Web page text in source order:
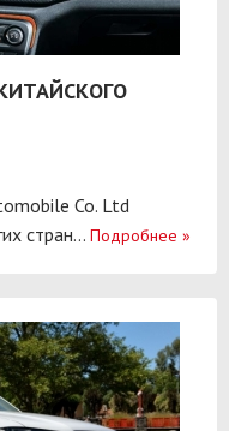
Co. Ltd
стран... Подробнее »